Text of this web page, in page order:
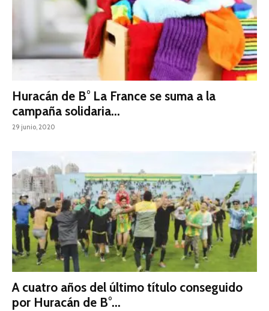
Huracán de B° La France se suma a la
campaña solidaria...
29 junio, 2020
A cuatro años del último título conseguido
por Huracán de B°...